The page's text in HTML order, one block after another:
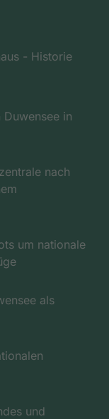
in
nach
um nationale
als
und